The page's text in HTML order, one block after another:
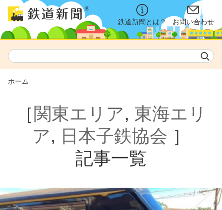
鉄道新聞とは？ お問い合わせ
ホーム
［関東エリア, 東海エリ
ア, 日本子鉄協会 ］
記事一覧